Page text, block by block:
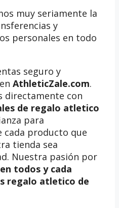
muy seriamente la
y
personales en todo
seguro y
AthleticZale.com.
directamente con
de regalo atletico
para
cada producto que
tienda sea
Nuestra pasión por
en todos y cada
regalo atletico de